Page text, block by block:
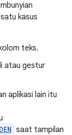
kasus
teks.
atau gestur
aplikasi lain itu
saat tampilan